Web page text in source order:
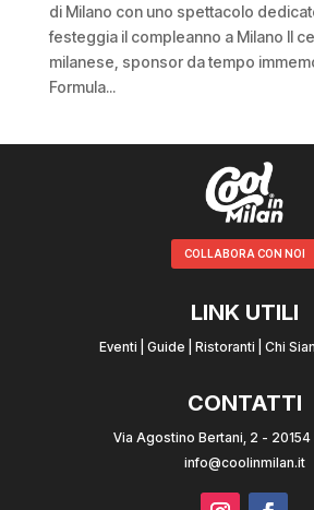
di Milano con uno spettacolo
festeggia il compleanno a Milano Il
milanese, sponsor da tempo
Formula...
COLLABORA CON NOI
LINK UTILI
Eventi Guide Ristoranti Chi
CONTATTI
Via Agostino Bertani, 2 - 20154
info@coolinmilan.it